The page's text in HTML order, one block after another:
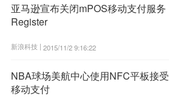
亚马逊宣布关闭mPOS移动支付服务
Register
新浪科技 | 2015/11/2 9:16:22
NBA球场美航中心使用NFC平板接受
移动支付